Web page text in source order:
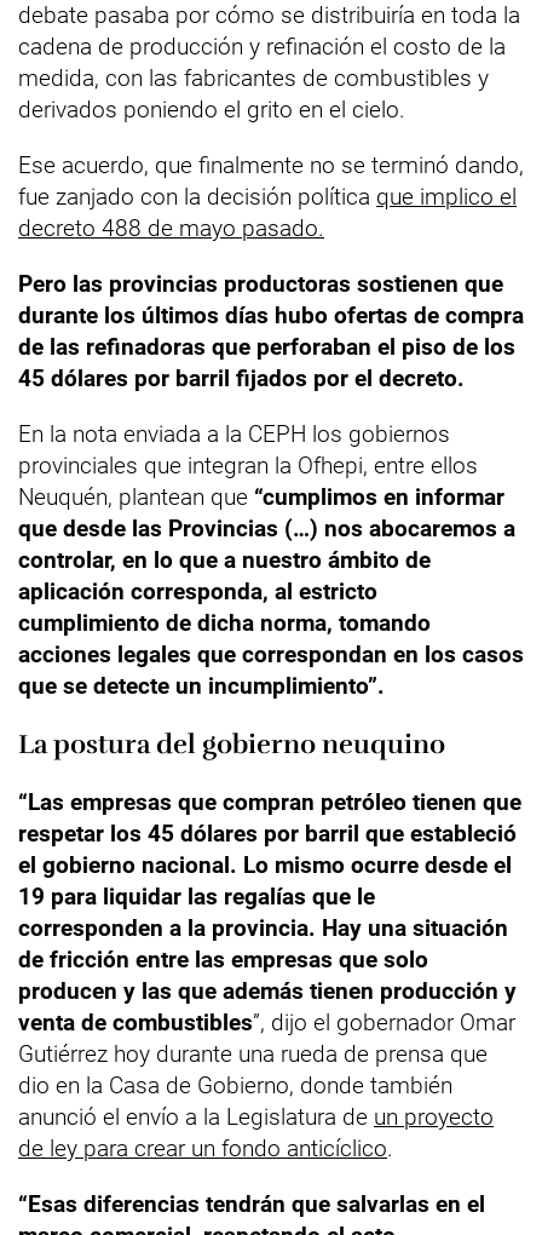
debate pasaba por cómo se distribuiría en toda la
cadena de producción y refinación el costo de la
medida, con las fabricantes de combustibles y
derivados poniendo el grito en el cielo.
Ese acuerdo, que finalmente no se terminó dando,
fue zanjado con la decisión política que implico el
decreto 488 de mayo pasado.
Pero las provincias productoras sostienen que
durante los últimos días hubo ofertas de compra
de las refinadoras que perforaban el piso de los
45 dólares por barril fijados por el decreto.
En la nota enviada a la CEPH los gobiernos
provinciales que integran la Ofhepi, entre ellos
Neuquén, plantean que “cumplimos en informar
que desde las Provincias (…) nos abocaremos a
controlar, en lo que a nuestro ámbito de
aplicación corresponda, al estricto
cumplimiento de dicha norma, tomando
acciones legales que correspondan en los casos
que se detecte un incumplimiento”.
La postura del gobierno neuquino
“Las empresas que compran petróleo tienen que
respetar los 45 dólares por barril que estableció
el gobierno nacional. Lo mismo ocurre desde el
19 para liquidar las regalías que le
corresponden a la provincia. Hay una situación
de fricción entre las empresas que solo
producen y las que además tienen producción y
venta de combustibles”, dijo el gobernador Omar
Gutiérrez hoy durante una rueda de prensa que
dio en la Casa de Gobierno, donde también
anunció el envío a la Legislatura de un proyecto
de ley para crear un fondo anticíclico.
“Esas diferencias tendrán que salvarlas en el